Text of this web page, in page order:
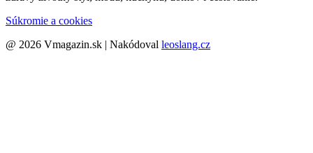
Súkromie a cookies
@ 2026 Vmagazin.sk | Nakódoval leoslang.cz